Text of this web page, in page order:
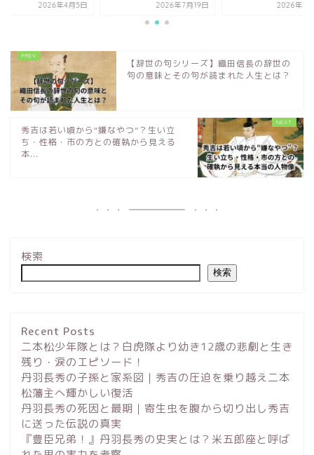
2026年4月5日 2026年7月19日 2026年1
【辞世の句シリーズ】織田信長の辞世の
句の意味とその句が読まれた人生とは？
秀吉は若い頃から“嫌なやつ”？生い立
ち・性格・市の方との確執から見える
本...
検索
検索
Recent Posts
二本松少年隊とは？白虎隊より幼き12歳の悲劇と生き
残り・涙のエピソード！
丹羽長秀の子孫と家系図｜秀吉の圧迫を乗り越え二本
松藩主へ輝かしい復活
丹羽長秀の死因と最期｜寄生虫を腹から切り出し秀吉
に送った伝説の真実
『豊臣兄弟！』丹羽長秀の史実とは？米五郎座と呼ば